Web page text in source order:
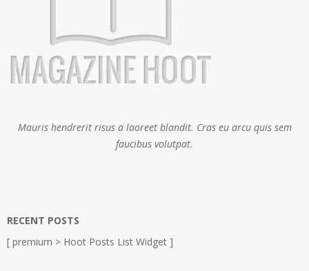
Mauris hendrerit risus a laoreet blandit. Cras eu arcu quis sem
faucibus volutpat.
RECENT POSTS
[ premium > Hoot Posts List Widget ]